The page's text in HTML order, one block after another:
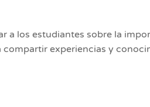
a los estudiantes sobre la
experiencias y